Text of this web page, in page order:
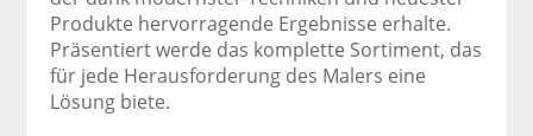
Produkte hervorragende Ergebnisse erhalte.
Präsentiert werde das komplette Sortiment, das
für jede Herausforderung des Malers eine
Lösung biete.